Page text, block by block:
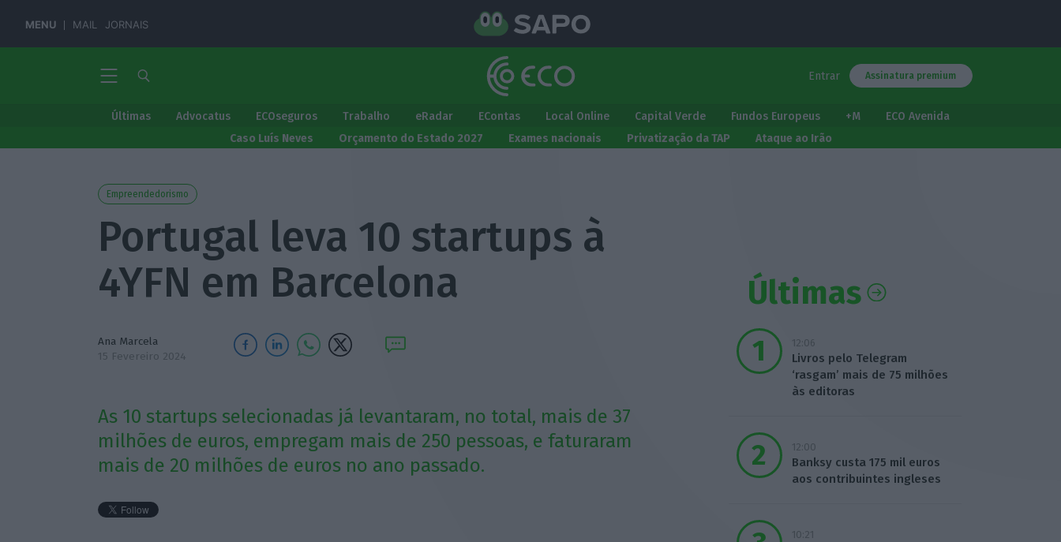
MENU MAIL JORNAIS
Entrar Assinatura premium
Últimas Advocatus ECOseguros Trabalho eRadar EContas Local Online Capital Verde Fundos Europeus +M
ECO Avenida
Caso Luís Neves
Orçamento do Estado 2027 Exames nacionais Privatização da TAP Ataque ao Irão
Empreendedorismo
Portugal leva 10 startups à
4YFN em Barcelona
Ana Marcela
15 Fevereiro 2024
As 10 startups selecionadas já levantaram, no total, mais de 37
milhões de euros, empregam mais de 250 pessoas, e faturaram
mais de 20 milhões de euros no ano passado.
Últimas
12:06
Livros pelo Telegram
‘rasgam’ mais de 75 milhões
às editoras
12:00
Banksy custa 175 mil euros
aos contribuintes ingleses
10:21